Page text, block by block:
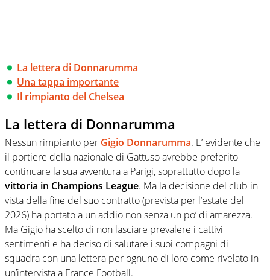
La lettera di Donnarumma
Una tappa importante
Il rimpianto del Chelsea
La lettera di Donnarumma
Nessun rimpianto per Gigio Donnarumma. E’ evidente che
il portiere della nazionale di Gattuso avrebbe preferito
continuare la sua avventura a Parigi, soprattutto dopo la
vittoria in Champions League. Ma la decisione del club in
vista della fine del suo contratto (prevista per l’estate del
2026) ha portato a un addio non senza un po’ di amarezza.
Ma Gigio ha scelto di non lasciare prevalere i cattivi
sentimenti e ha deciso di salutare i suoi compagni di
squadra con una lettera per ognuno di loro come rivelato in
un’intervista a France Football.